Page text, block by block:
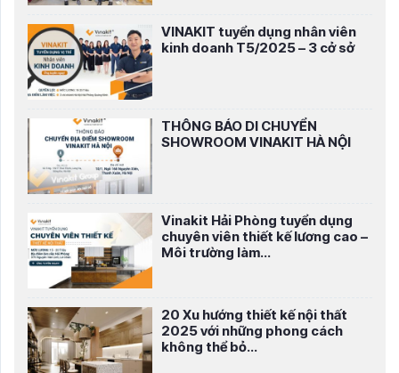
VINAKIT tuyển dụng nhân viên
kinh doanh T5/2025 – 3 cở sở
THÔNG BÁO DI CHUYỂN
SHOWROOM VINAKIT HÀ NỘI
Vinakit Hải Phòng tuyển dụng
chuyên viên thiết kế lương cao –
Môi trường làm...
20 Xu hướng thiết kế nội thất
2025 với những phong cách
không thể bỏ...